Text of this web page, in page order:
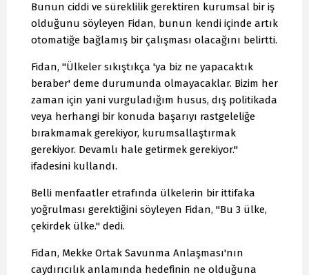
Bunun ciddi ve süreklilik gerektiren kurumsal bir iş
olduğunu söyleyen Fidan, bunun kendi içinde artık
otomatiğe bağlamış bir çalışması olacağını belirtti.
Fidan, "Ülkeler sıkıştıkça 'ya biz ne yapacaktık
beraber' deme durumunda olmayacaklar. Bizim her
zaman için yani vurguladığım husus, dış politikada
veya herhangi bir konuda başarıyı rastgeleliğe
bırakmamak gerekiyor, kurumsallaştırmak
gerekiyor. Devamlı hale getirmek gerekiyor."
ifadesini kullandı.
Belli menfaatler etrafında ülkelerin bir ittifaka
yoğrulması gerektiğini söyleyen Fidan, "Bu 3 ülke,
çekirdek ülke." dedi.
Fidan, Mekke Ortak Savunma Anlaşması'nın
caydırıcılık anlamında hedefinin ne olduğuna